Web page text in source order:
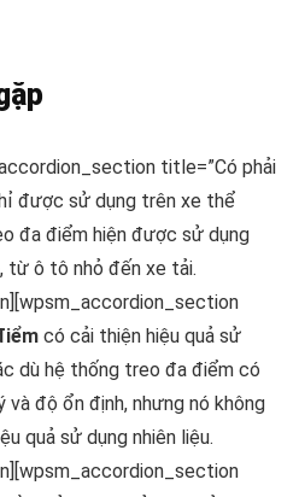
title=”Có phải
được sử dụng trên xe thể
đa điểm hiện được sử dụng
từ ô tô nhỏ đến xe tải.
có cải thiện hiệu quả sử
dù hệ thống treo đa điểm có
và độ ổn định, nhưng nó không
quả sử dụng nhiên liệu.